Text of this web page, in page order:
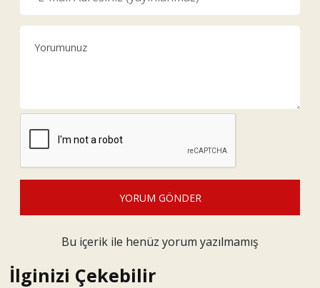
YORUM GÖNDER
Bu içerik ile henüz yorum yazılmamış
İlginizi Çekebilir